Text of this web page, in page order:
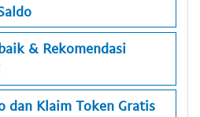
& Rekomendasi
dan Klaim Token Gratis